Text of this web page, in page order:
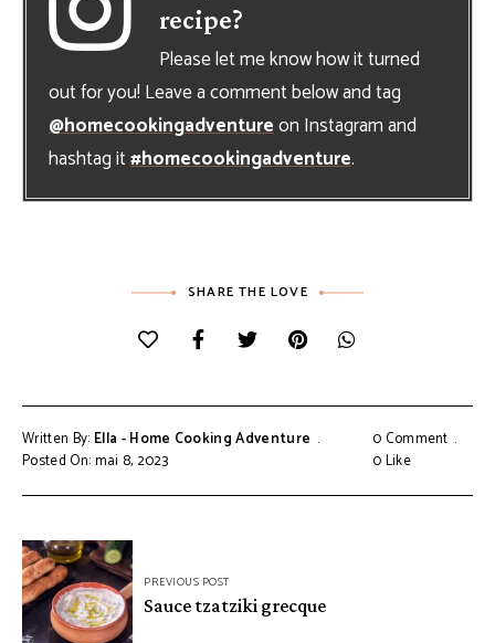
recipe?
Please let me know how it turned
out for you! Leave a comment below and tag
@homecookingadventureon Instagram and
hashtag it#homecookingadventure.
SHARE THE LOVE
Written By: Ella - Home Cooking Adventure
Posted On: mai 8, 2023
0 Comment
0Like
Navigation
de
l’article
PREVIOUS POST
Sauce tzatziki grecque